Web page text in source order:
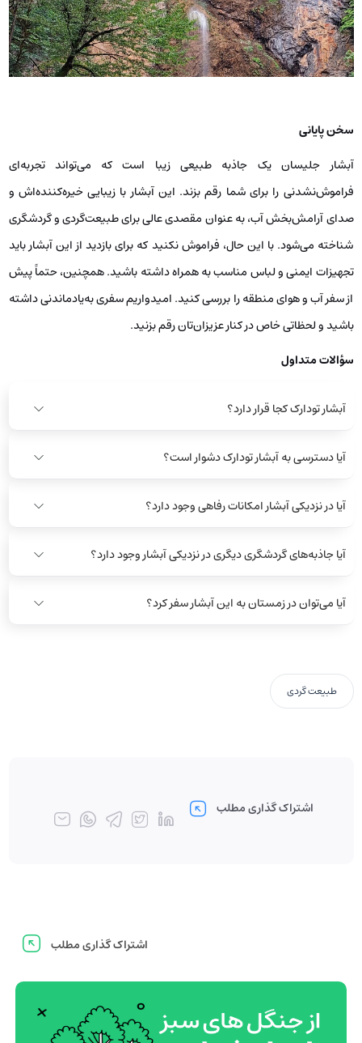
سخن پایانی
آبشار جلیسان یک جاذبه طبیعی زیبا است که می‌تواند تجربه‌ای
فراموش‌نشدنی را برای شما رقم بزند. این آبشار با زیبایی خیره‌کننده‌اش و
صدای آرامش‌بخش آب، به ‌عنوان مقصدی عالی برای طبیعت‌گردی و گردشگری
شناخته می‌شود. با این حال، فراموش نکنید که برای بازدید از این آبشار باید
تجهیزات ایمنی و لباس مناسب به همراه داشته باشید. همچنین، حتماً پیش
از سفر آب و هوای منطقه را بررسی کنید. امیدواریم سفری به‌یادماندنی داشته
باشید و لحظاتی خاص در کنار عزیزان‌تان رقم بزنید.
سؤالات متداول
آبشار تودارک کجا قرار دارد؟
آیا دسترسی به آبشار تودارک دشوار است؟
آیا در نزدیکی آبشار امکانات رفاهی وجود دارد؟
آیا جاذبه‌های گردشگری دیگری در نزدیکی آبشار وجود دارد؟
آیا می‌توان در زمستان به این آبشار سفر کرد؟
طبیعت گردی
اشتراک گذاری مطلب
اشتراک گذاری مطلب